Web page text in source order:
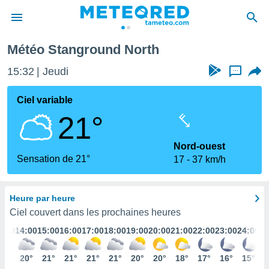
de
en
Météo Stanground North
15:32 Jeudi ...
Ciel variable
21°
Sensation de 21°
Nord-ouest
17
37 km/h
Heure par heure
Ciel couvert dans les prochaines heures
14:00
20°
15:00
21°
16:00
21°
17:00
21°
18:00
21°
19:00
20°
20:00
20°
21:00
18°
22:00
17°
23:00
16°
24:00
15°